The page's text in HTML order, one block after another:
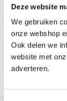
Deze website
We gebruiken
onze webshop
Ook delen we
website met
adverteren.